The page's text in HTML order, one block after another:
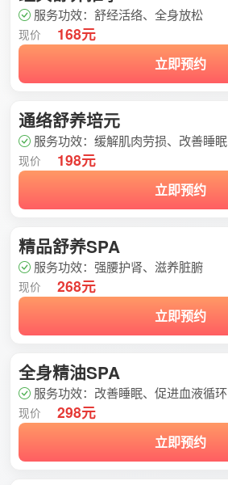
服务功效：舒经活络、全身放松
现价 168元
立即预约
通络舒养培元
服务功效：缓解肌肉劳损、改善睡眠
现价 198元
立即预约
精品舒养SPA
服务功效：强腰护肾、滋养脏腑
现价 268元
立即预约
全身精油SPA
服务功效：改善睡眠、促进血液循环
现价 298元
立即预约